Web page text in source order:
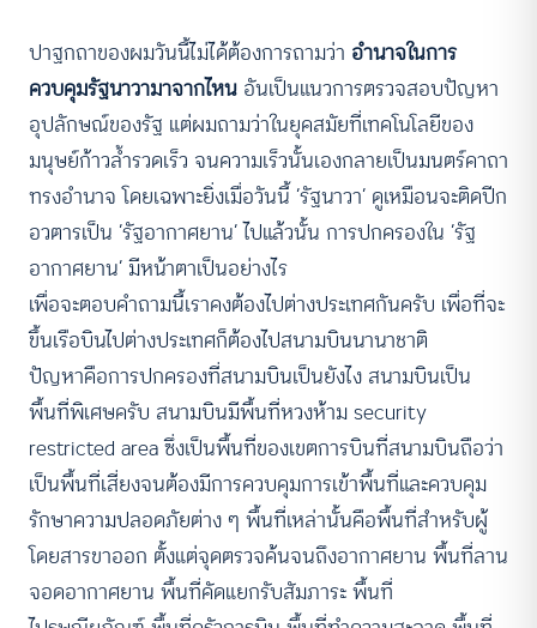
ปาฐกถาของผมวันนี้ไม่ได้ต้องการถามว่า อำนาจในการ
ควบคุมรัฐนาวามาจากไหน อันเป็นแนวการตรวจสอบปัญหา
อุปลักษณ์ของรัฐ แต่ผมถามว่าในยุคสมัยที่เทคโนโลยีของ
มนุษย์ก้าวล้ำรวดเร็ว จนความเร็วนั้นเองกลายเป็นมนตร์คาถา
ทรงอำนาจ โดยเฉพาะยิ่งเมื่อวันนี้ ‘รัฐนาวา’ ดูเหมือนจะติดปีก
อวตารเป็น ‘รัฐอากาศยาน’ ไปแล้วนั้น การปกครองใน ‘รัฐ
อากาศยาน’ มีหน้าตาเป็นอย่างไร
เพื่อจะตอบคำถามนี้เราคงต้องไปต่างประเทศกันครับ เพื่อที่จะ
ขึ้นเรือบินไปต่างประเทศก็ต้องไปสนามบินนานาชาติ
ปัญหาคือการปกครองที่สนามบินเป็นยังไง สนามบินเป็น
พื้นที่พิเศษครับ สนามบินมีพื้นที่หวงห้าม security
restricted area ซึ่งเป็นพื้นที่ของเขตการบินที่สนามบินถือว่า
เป็นพื้นที่เสี่ยงจนต้องมีการควบคุมการเข้าพื้นที่และควบคุม
รักษาความปลอดภัยต่าง ๆ พื้นที่เหล่านั้นคือพื้นที่สำหรับผู้
โดยสารขาออก ตั้งแต่จุดตรวจค้นจนถึงอากาศยาน พื้นที่ลาน
จอดอากาศยาน พื้นที่คัดแยกรับสัมภาระ พื้นที่